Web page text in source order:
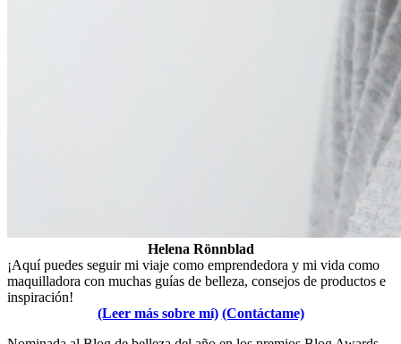
Helena Rönnblad
¡Aquí puedes seguir mi viaje como emprendedora y mi vida como
maquilladora con muchas guías de belleza, consejos de productos e
inspiración!
(Leer más sobre mí) (Contáctame)